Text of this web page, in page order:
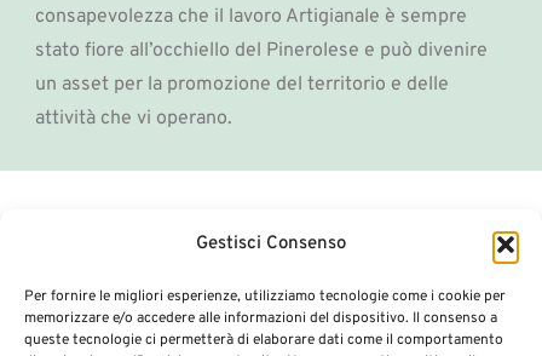
Gestisci Consenso
Per fornire le migliori esperienze, utilizziamo tecnologie come i cookie per
memorizzare e/o accedere alle informazioni del dispositivo. Il consenso a
queste tecnologie ci permetterà di elaborare dati come il comportamento
consapevolezza che il lavoro Artigianale è sempre
stato fiore all’occhiello del Pinerolese e può divenire
un asset per la promozione del territorio e delle
attività che vi operano.
Creatività> Artisti e Artigiani del territorio